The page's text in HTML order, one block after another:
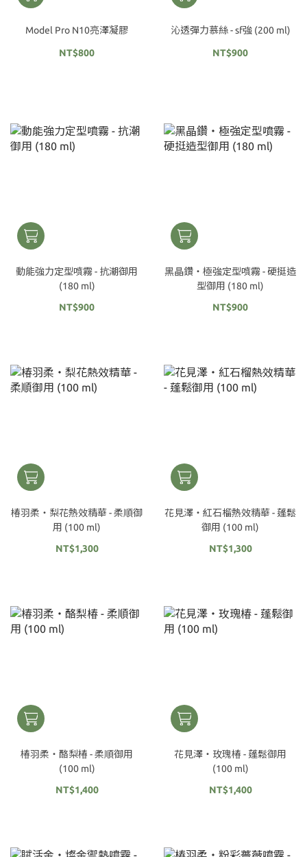
Model Pro N10亮澤凝膠
NT$800
沁透彈力慕絲 - sf強 (200 ml)
NT$900
動能強力定型噴霧 - 抗潮御用
(180 ml)
NT$900
黑晶鑽‧極強定型噴霧 - 硬挺造
型御用 (180 ml)
NT$900
椿羽柔‧梨花熱效精華 - 柔順御
用 (100 ml)
NT$1,300
花見澤‧紅石榴熱效精華 - 蓬鬆
御用 (100 ml)
NT$1,300
椿羽柔‧酪梨椿 - 柔順御用
(100 ml)
NT$1,400
花見澤‧玫瑰椿 - 蓬鬆御用
(100 ml)
NT$1,400